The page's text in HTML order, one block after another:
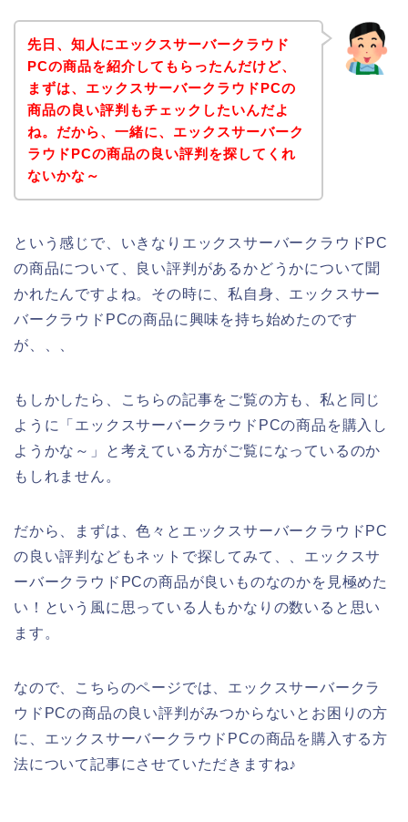
先日、知人にエックスサーバークラウド
PCの商品を紹介してもらったんだけど、
まずは、エックスサーバークラウドPCの
商品の良い評判もチェックしたいんだよ
ね。だから、一緒に、エックスサーバーク
ラウドPCの商品の良い評判を探してくれ
ないかな～
という感じで、いきなりエックスサーバークラウドPC
の商品について、良い評判があるかどうかについて聞
かれたんですよね。その時に、私自身、エックスサー
バークラウドPCの商品に興味を持ち始めたのです
が、、、
もしかしたら、こちらの記事をご覧の方も、私と同じ
ように「エックスサーバークラウドPCの商品を購入し
ようかな～」と考えている方がご覧になっているのか
もしれません。
だから、まずは、色々とエックスサーバークラウドPC
の良い評判などもネットで探してみて、、エックスサ
ーバークラウドPCの商品が良いものなのかを見極めた
い！という風に思っている人もかなりの数いると思い
ます。
なので、こちらのページでは、エックスサーバークラ
ウドPCの商品の良い評判がみつからないとお困りの方
に、エックスサーバークラウドPCの商品を購入する方
法について記事にさせていただきますね♪